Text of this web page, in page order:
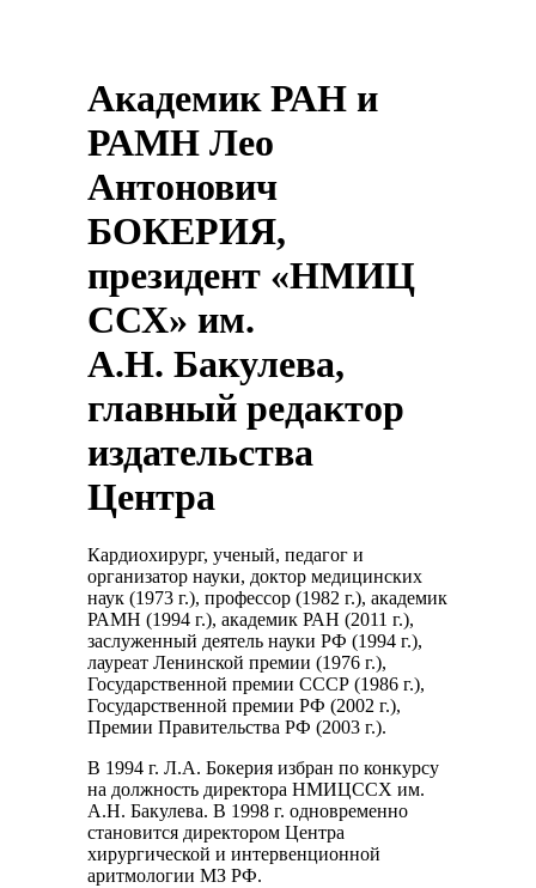
Академик РАН и
РАМН Лео
Антонович
БОКЕРИЯ,
президент «НМИЦ
ССХ» им.
А.Н. Бакулева,
главный редактор
издательства
Центра
Кардиохирург, ученый, педагог и
организатор науки, доктор медицинских
наук (1973 г.), профессор (1982 г.), академик
РАМН (1994 г.), академик РАН (2011 г.),
заслуженный деятель науки РФ (1994 г.),
лауреат Ленинской премии (1976 г.),
Государственной премии СССР (1986 г.),
Государственной премии РФ (2002 г.),
Премии Правительства РФ (2003 г.).
В 1994 г. Л.А. Бокерия избран по конкурсу
на должность директора НМИЦССХ им.
А.Н. Бакулева. В 1998 г. одновременно
становится директором Центра
хирургической и интервенционной
аритмологии МЗ РФ.